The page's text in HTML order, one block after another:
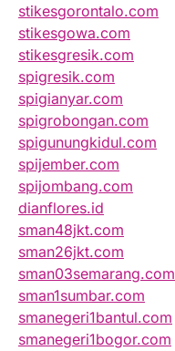
stikesgorontalo.com
stikesgowa.com
stikesgresik.com
spigresik.com
spigianyar.com
spigrobongan.com
spigunungkidul.com
spijember.com
spijombang.com
dianflores.id
sman48jkt.com
sman26jkt.com
sman03semarang.com
sman1sumbar.com
smanegeri1bantul.com
smanegeri1bogor.com